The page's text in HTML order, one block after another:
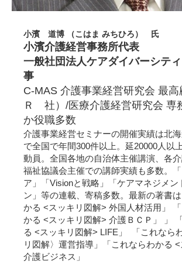
小濱 道博 （こはま みちひろ） 氏
小濱介護経営事務所代表
一般社団法人ケアダイバーシテ
事
C-MAS 介護事業経営研究会 最高
Ｒ 社）/医療介護経営研究会
か役職多数
介護事業経営セミナーの開催実績は北
で全国で年間300件以上。延20000人以
動員。全国各地の自治体主催講演、各
福祉協議会主催での講師実績も多数。
ア」「Visionと戦略」「ケアマネジメン
ン」等の連載、寄稿多数。最新の著書
かる <スッキリ図解> 外国人材活用」
かる <スッキリ図解> 介護ＢＣＰ」 」
る <スッキリ図解> LIFE」 「これなら
リ図解〉運営指導」「これならわかる
介護ビジネス」